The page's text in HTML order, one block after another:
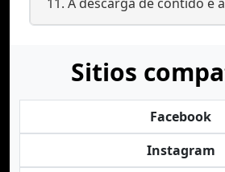
Sitios
Facebook
Instagram